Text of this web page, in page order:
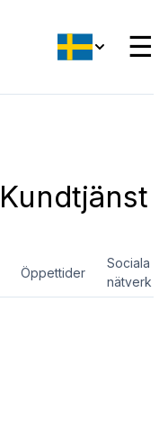
☰
Kundtjänst
Öppettider
Sociala
nätverk